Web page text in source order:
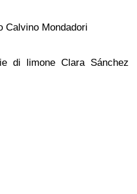
Calvino Mondadori
di limone Clara Sánchez